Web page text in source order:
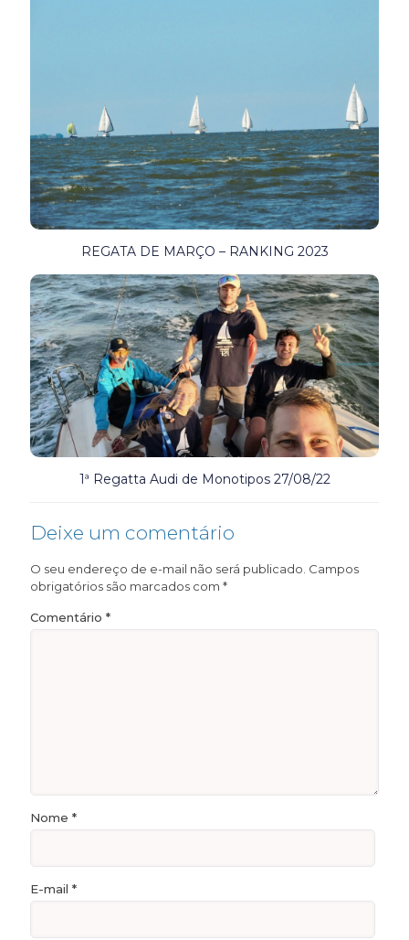
REGATA DE MARÇO – RANKING 2023
1ª Regatta Audi de Monotipos 27/08/22
Deixe um comentário
O seu endereço de e-mail não será publicado. Campos
obrigatórios são marcados com *
Comentário *
Nome *
E-mail *